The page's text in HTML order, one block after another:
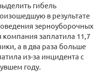
гибель
в результате
зерноуборочных
компания заплатила 11,7
а в два раза больше
из-за инцидента с
году.